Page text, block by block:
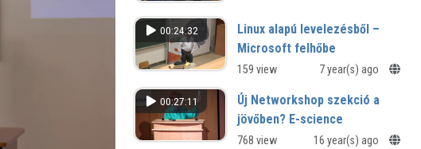
00:24:32
Linux alapú levelezésből –
Microsoft felhőbe
159 view 7 year(s) ago
00:27:11
Új Networkshop szekció a
jövőben? E-science
768 view 16 year(s) ago